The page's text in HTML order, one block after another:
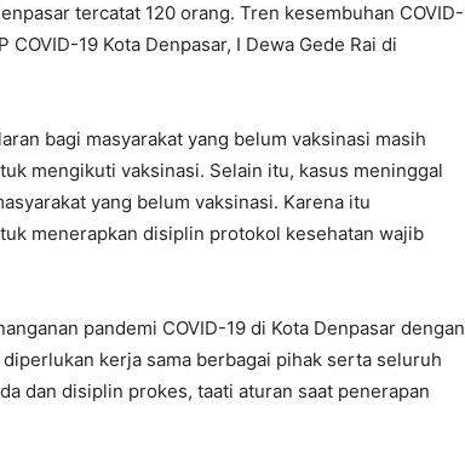
tercatat 120 orang. Tren kesembuhan COVID-
COVID-19 Kota Denpasar, I Dewa Gede Rai di
bagi masyarakat yang belum vaksinasi masih
mengikuti vaksinasi. Selain itu, kasus meninggal
yang belum vaksinasi. Karena itu
menerapkan disiplin protokol kesehatan wajib
pandemi COVID-19 di Kota Denpasar dengan
kerja sama berbagai pihak serta seluruh
dan disiplin prokes, taati aturan saat penerapan